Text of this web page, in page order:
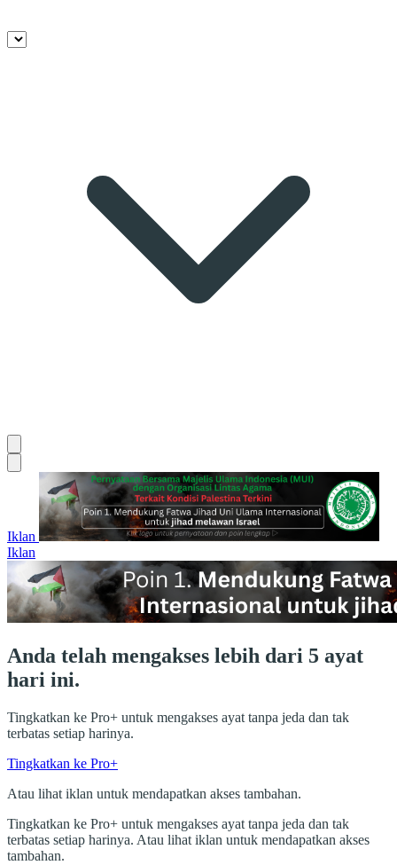
Iklan
Iklan
Anda telah mengakses lebih dari 5 ayat
hari ini.
Tingkatkan ke Pro+ untuk mengakses ayat tanpa jeda dan tak
terbatas setiap harinya.
Tingkatkan ke Pro+
Atau lihat iklan untuk mendapatkan akses tambahan.
Tingkatkan ke Pro+ untuk mengakses ayat tanpa jeda dan tak
terbatas setiap harinya. Atau lihat iklan untuk mendapatkan akses
tambahan.